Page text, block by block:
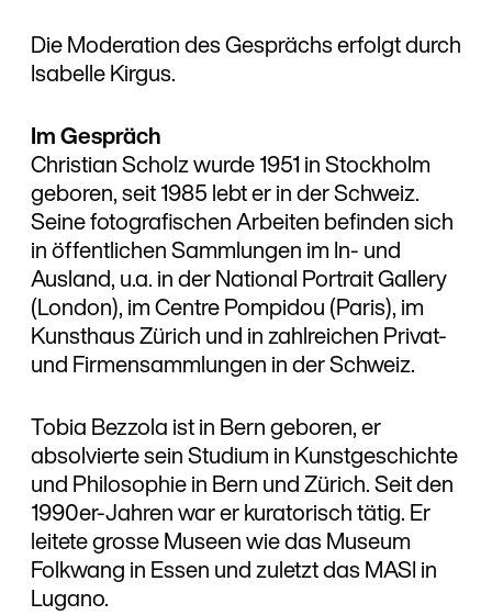
Die Moderation des Gesprächs erfolgt durch
Isabelle Kirgus.
Im Gespräch
Christian Scholz wurde 1951 in Stockholm
geboren, seit 1985 lebt er in der Schweiz.
Seine fotografischen Arbeiten befinden sich
in öffentlichen Sammlungen im In- und
Ausland, u.a. in der National Portrait Gallery
(London), im Centre Pompidou (Paris), im
Kunsthaus Zürich und in zahlreichen Privat-
und Firmensammlungen in der Schweiz.
Tobia Bezzola ist in Bern geboren, er
absolvierte sein Studium in Kunstgeschichte
und Philosophie in Bern und Zürich. Seit den
1990er-Jahren war er kuratorisch tätig. Er
leitete grosse Museen wie das Museum
Folkwang in Essen und zuletzt das MASI in
Lugano.